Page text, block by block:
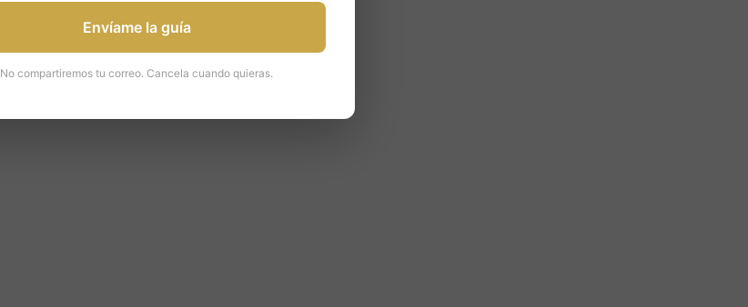
Envíame la guía
No compartiremos tu correo. Cancela cuando quieras.